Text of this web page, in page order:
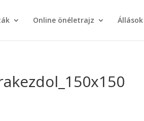
Online önéletrajz Állások